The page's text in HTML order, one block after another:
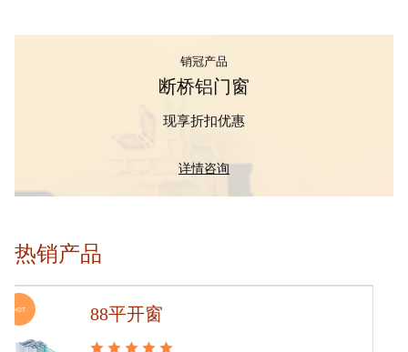
销冠产品
断桥铝门窗
现享折扣优惠
详情咨询
热销产品